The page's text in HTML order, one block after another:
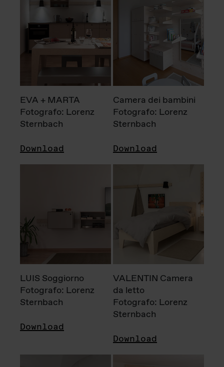
EVA + MARTA
Fotografo: Lorenz
Sternbach
Download
Camera dei bambini
Fotografo: Lorenz
Sternbach
Download
LUIS Soggiorno
Fotografo: Lorenz
Sternbach
Download
VALENTIN Camera
da letto
Fotografo: Lorenz
Sternbach
Download